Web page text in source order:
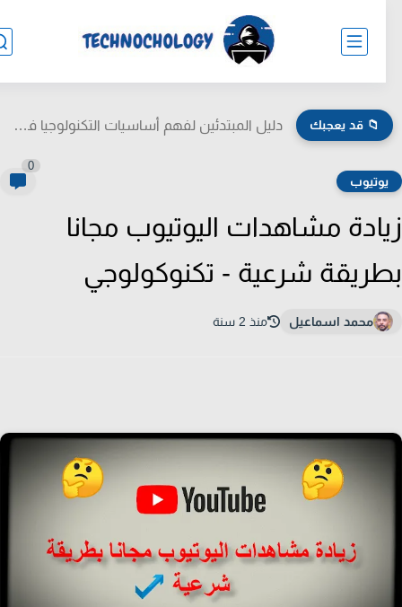
📁 قد يعجبك دليل المبتدئين لفهم أساسيات التكنولوجيا في الحياة اليومية
مشاهدات اليوتيوب مجانا
شرعية - تكنوكولوجي
محمد اسماعيل منذ 2 سنة